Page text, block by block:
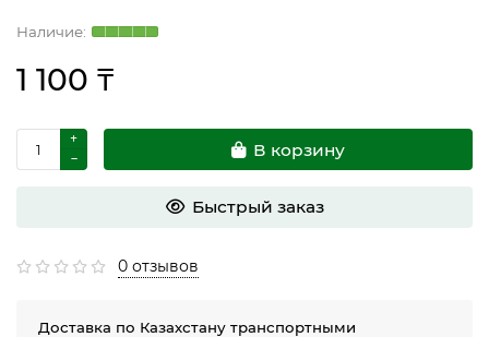
1 100 ₸
В корзину
Быстрый заказ
0 отзывов
Доставка по Казахстану транспортными